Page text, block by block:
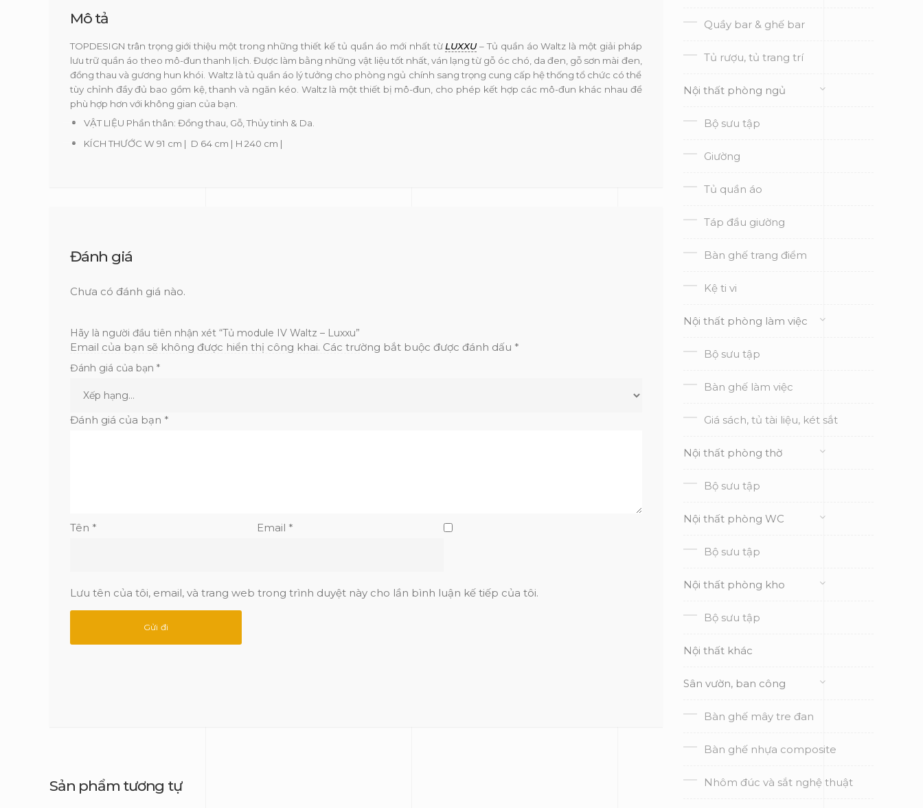
Mô tả
TOPDESIGN trân trọng giới thiệu một trong những thiết kế tủ quần áo mới nhất từ LUXXU– Tủ quần áo Waltz là một giải pháp
lưu trữ quần áo theo mô-đun thanh lịch. Được làm bằng những vật liệu tốt nhất, ván lạng từ gỗ óc chó, da đen, gỗ sơn mài đen,
đồng thau và gương hun khói. Waltz là tủ quần áo lý tưởng cho phòng ngủ chính sang trọng cung cấp hệ thống tổ chức có thể
tùy chỉnh đầy đủ bao gồm kệ, thanh và ngăn kéo. Waltz là một thiết bị mô-đun, cho phép kết hợp các mô-đun khác nhau để
phù hợp hơn với không gian của bạn.
VẬT LIỆU Phần thân: Đồng thau, Gỗ, Thủy tinh & Da.
KÍCH THƯỚC W 91 cm | D 64 cm | H 240 cm |
Đánh giá
Chưa có đánh giá nào.
Hãy là người đầu tiên nhận xét “Tủ module IV Waltz – Luxxu”
Email của bạn sẽ không được hiển thị công khai. Các trường bắt buộc được đánh dấu *
Đánh giá của bạn *
Đánh giá của bạn *
Tên * Email *
Lưu tên của tôi, email, và trang web trong trình duyệt này cho lần bình luận kế tiếp của tôi.
Sản phẩm tương tự
Quầy bar & ghế bar
Tủ rượu, tủ trang trí
Nội thất phòng ngủ
Bộ sưu tập
Giường
Tủ quần áo
Táp đầu giường
Bàn ghế trang điểm
Kệ ti vi
Nội thất phòng làm việc
Bộ sưu tập
Bàn ghế làm việc
Giá sách, tủ tài liệu, két sắt
Nội thất phòng thờ
Bộ sưu tập
Nội thất phòng WC
Bộ sưu tập
Nội thất phòng kho
Bộ sưu tập
Nội thất khác
Sân vườn, ban công
Bàn ghế mây tre đan
Bàn ghế nhựa composite
Nhôm đúc và sắt nghệ thuật